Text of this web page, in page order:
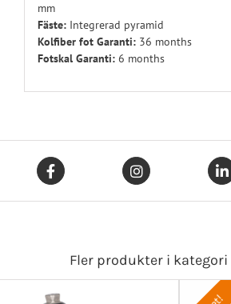
mm
Fäste:Integrerad pyramid
Kolfiber fot Garanti:36 months
Fotskal Garanti:6 months
Fler produkter i kategori